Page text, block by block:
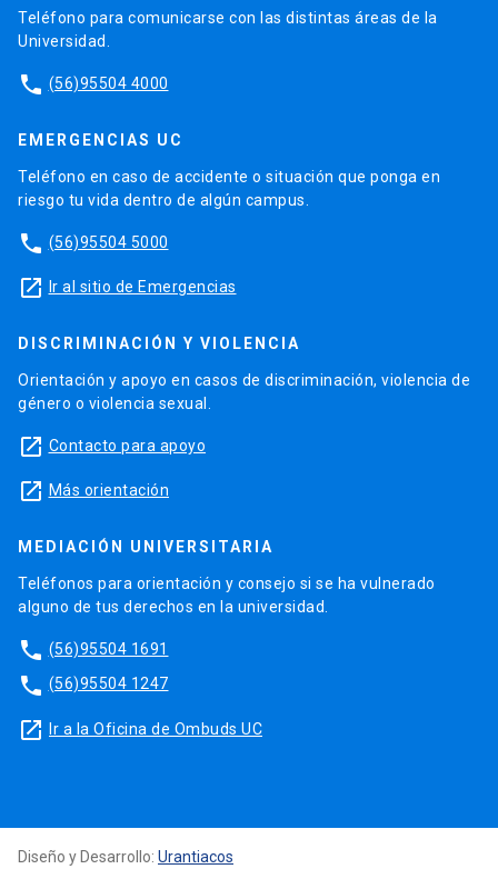
Teléfono para comunicarse con las distintas áreas de la
Universidad.
phone (56)95504 4000
EMERGENCIAS UC
Teléfono en caso de accidente o situación que ponga en
riesgo tu vida dentro de algún campus.
phone (56)95504 5000
launch Ir al sitio de Emergencias
DISCRIMINACIÓN Y VIOLENCIA
Orientación y apoyo en casos de discriminación, violencia de
género o violencia sexual.
launch Contacto para apoyo
launch Más orientación
MEDIACIÓN UNIVERSITARIA
Teléfonos para orientación y consejo si se ha vulnerado
alguno de tus derechos en la universidad.
phone (56)95504 1691
phone (56)95504 1247
launch Ir a la Oficina de Ombuds UC
Diseño y Desarrollo: Urantiacos